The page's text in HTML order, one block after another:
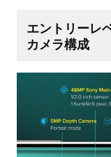
エントリーレ
カメラ構成